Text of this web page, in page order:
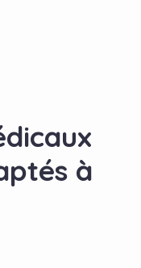
dicaux
ptés à